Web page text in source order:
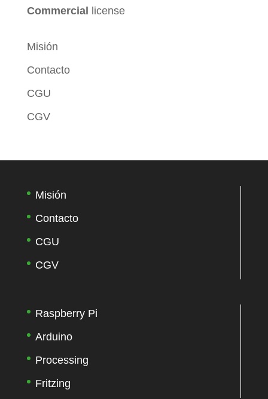
Commercial
license
Misión
Contacto
CGU
CGV
Misión
Contacto
CGU
CGV
Raspberry Pi
Arduino
Processing
Fritzing